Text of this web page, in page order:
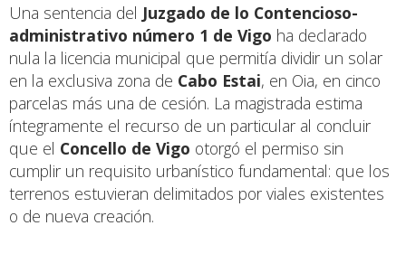
Una sentencia del Juzgado de lo Contencioso-
administrativo número 1 de Vigo ha declarado
nula la licencia municipal que permitía dividir un solar
en la exclusiva zona de Cabo Estai, en Oia, en cinco
parcelas más una de cesión. La magistrada estima
íntegramente el recurso de un particular al concluir
que el Concello de Vigo otorgó el permiso sin
cumplir un requisito urbanístico fundamental: que los
terrenos estuvieran delimitados por viales existentes
o de nueva creación.